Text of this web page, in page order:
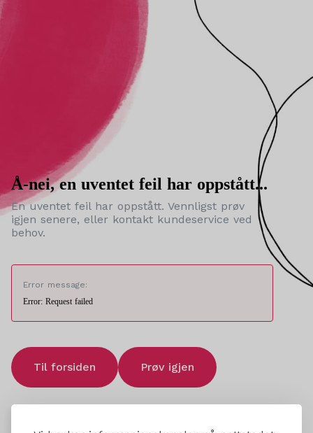
Å-nei, en uventet feil har oppstått...
En uventet feil har oppstått. Vennligst prøv
igjen senere, eller kontakt kundeservice ved
behov.
Error message:
Error: Request failed
Til forsiden Prøv igjen